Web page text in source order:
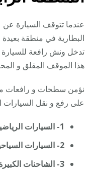
عندما تتوقف السيارة
البطارية في منطقة بعيدة
تدخل ونش رافعة
هذا الموقف المقلق و
نؤمن سطحات و رافعات
على رفع و نقل السيارات
1- السيارات الرياضية .
2- السيارات السياحية .
3- الشاحنات الكبيرة .